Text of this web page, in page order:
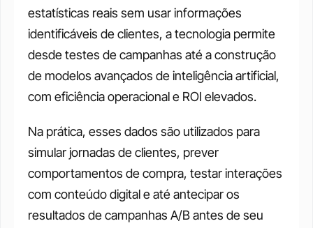
estatísticas reais sem usar informações
identificáveis de clientes, a tecnologia permite
desde testes de campanhas até a construção
de modelos avançados de inteligência artificial,
com eficiência operacional e ROI elevados.
Na prática, esses dados são utilizados para
simular jornadas de clientes, prever
comportamentos de compra, testar interações
com conteúdo digital e até antecipar os
resultados de campanhas A/B antes de seu